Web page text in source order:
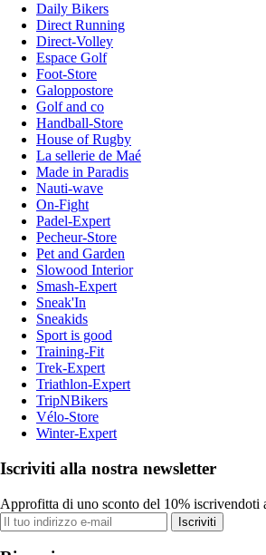
Daily Bikers
Direct Running
Direct-Volley
Espace Golf
Foot-Store
Galoppostore
Golf and co
Handball-Store
House of Rugby
La sellerie de Maé
Made in Paradis
Nauti-wave
On-Fight
Padel-Expert
Pecheur-Store
Pet and Garden
Slowood Interior
Smash-Expert
Sneak'In
Sneakids
Sport is good
Training-Fit
Trek-Expert
Triathlon-Expert
TripNBikers
Vélo-Store
Winter-Expert
Iscriviti alla nostra newsletter
Approfitta di uno sconto del 10% iscrivendoti
Iscriviti